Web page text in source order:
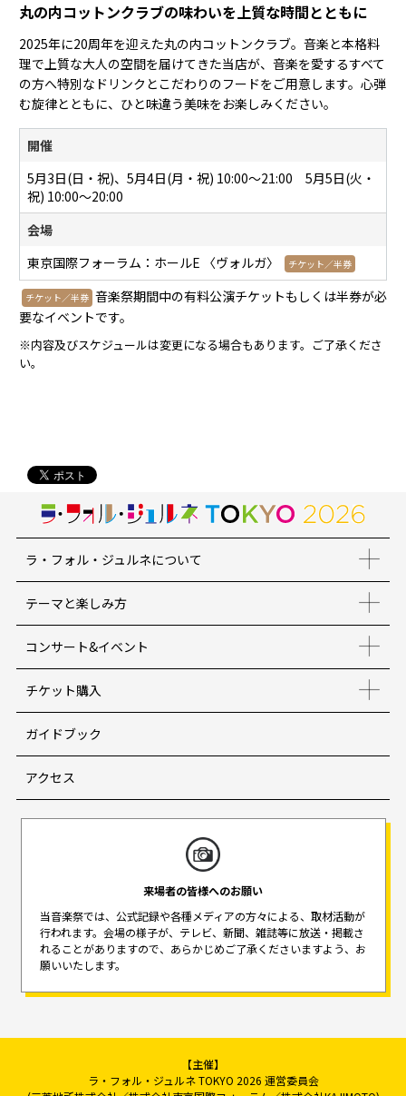
丸の内コットンクラブの味わいを上質な時間とともに
2025年に20周年を迎えた丸の内コットンクラブ。音楽と本格料
理で上質な大人の空間を届けてきた当店が、音楽を愛するすべて
の方へ特別なドリンクとこだわりのフードをご用意します。心弾
む旋律とともに、ひと味違う美味をお楽しみください。
開催
5月3日(日・祝)、5月4日(月・祝) 10:00〜21:00 5月5日(火・
祝) 10:00～20:00
会場
東京国際フォーラム：ホールE 〈ヴォルガ〉
チケット／半券
チケット／半券 音楽祭期間中の有料公演チケットもしくは半券が必
要なイベントです。
※内容及びスケジュールは変更になる場合もあります。ご了承くださ
い。
ラ・フォル・ジュルネについて
テーマと楽しみ方
コンサート&イベント
チケット購入
ガイドブック
アクセス
来場者の皆様へのお願い
当音楽祭では、公式記録や各種メディアの方々による、取材活動が
行われます。 会場の様子が、テレビ、新聞、雑誌等に放送・掲載さ
れることがありますので、 あらかじめご了承くださいますよう、お
願いいたします。
【主催】
ラ・フォル・ジュルネ TOKYO 2026 運営委員会